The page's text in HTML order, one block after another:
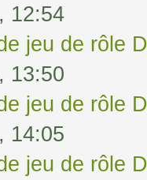
12:54
jeu de rôle
13:50
jeu de rôle
14:05
jeu de rôle